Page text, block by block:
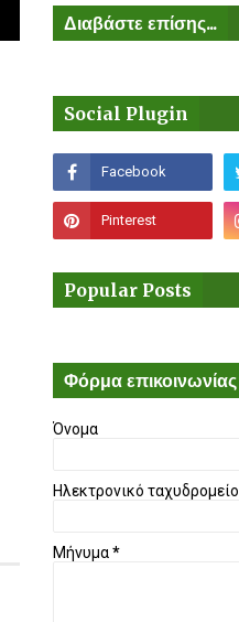
Διαβάστε επίσης...
Social Plugin
Popular Posts
Φόρμα επικοινωνίας
Όνομα
Ηλεκτρονικό ταχυδρομείο
Μήνυμα*